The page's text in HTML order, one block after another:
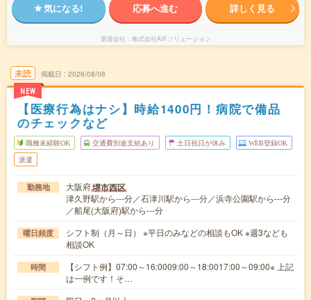
気になる! 応募へ進む 詳しく見る
派遣会社 株式会社AIFソリューション
未読
NEW
掲載日 2026/08/08
【医療行為はナシ】時給1400円！病院で備品
のチェックなど
職種未経験OK 交通費別途支給あり 土日祝日が休み WEB登録OK
派遣
勤務地 大阪府堺市西区
津久野駅から---分／石津川駅から---分／浜寺公園駅から---分
／船尾(大阪府)駅から---分
曜日頻度
シフト制（月～日） ※平日のみなどの相談もOK ※週3なども
相談OK
時間
【シフト例】07:00～16:0009:00～18:0017:00～09:00※ 上記
は一例です！そ…